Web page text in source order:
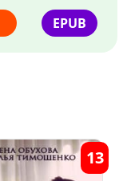
EPUB
4